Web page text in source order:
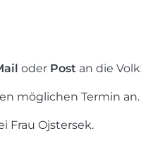
oder Post an die
möglichen Termin an.
Frau Ojstersek.